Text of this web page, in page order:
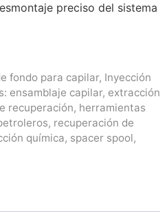
preciso del sistema
fondo para capilar, Inyección
ensamblaje capilar, extracción
recuperación, herramientas
, recuperación de
química, spacer spool,